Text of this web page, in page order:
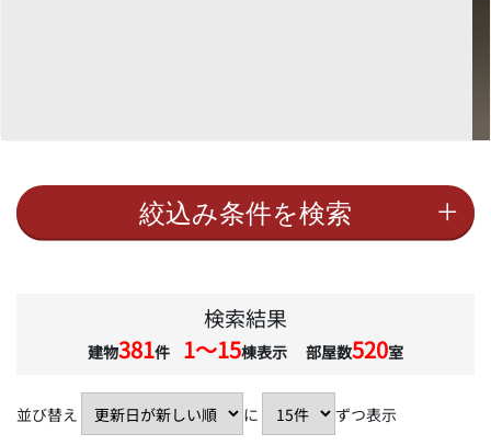
検索結果
建物381件 1〜15棟表示 部屋数520室
並び替え に ずつ表示